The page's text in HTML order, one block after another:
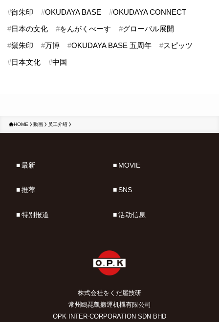
#御朱印 #OKUDAYA BASE #OKUDAYA CONNECT
#日本の文化 #をんがくべーす #グローバル展開
#禦朱印 #万博 #OKUDAYA BASE 五周年 #スピッツ
#日本文化 #中国
HOME 動画 员工介绍
株式会社をくだ屋技研
常州鴎琵凱搬運机機有限公司
OPK INTER-CORPORATION SDN BHD
最新
推荐
特别报道
MOVIE
SNS
活动信息